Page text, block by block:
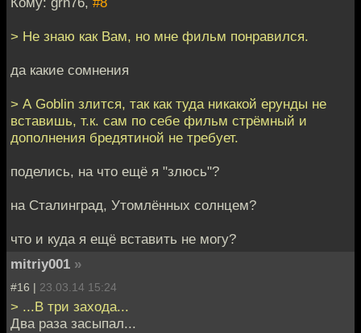
> Не знаю как Вам, но мне фильм понравился.
да какие сомнения
> А Goblin злится, так как туда никакой ерунды не
вставишь, т.к. сам по себе фильм стрёмный и
дополнения бредятиной не требует.
поделись, на что ещё я "злюсь"?
на Сталинград, Утомлённых солнцем?
что и куда я ещё вставить не могу?
mitriy001 »
#16 | 23.03.14 15:24
> ...В три захода...
Два раза засыпал...